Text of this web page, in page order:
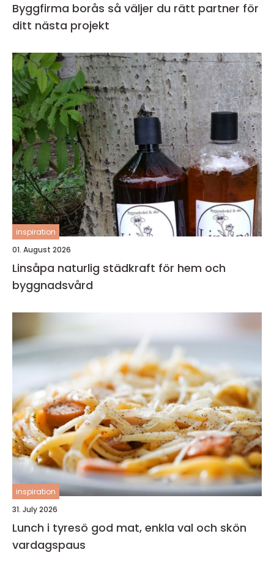
Byggfirma borås så väljer du rätt partner för
ditt nästa projekt
inspiration
01. August 2026
Linsåpa naturlig städkraft för hem och
byggnadsvård
inspiration
31. July 2026
Lunch i tyresö god mat, enkla val och skön
vardagspaus